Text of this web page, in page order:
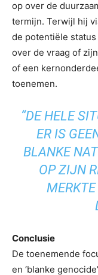
op over de
termijn. Terwijl hij
de potentiële
over de vraag of
of een
toenemen.
“DE HELE
ER IS
BLANKE
OP ZIJN
MERKTE
Conclusie
De toenemende
en ‘blanke